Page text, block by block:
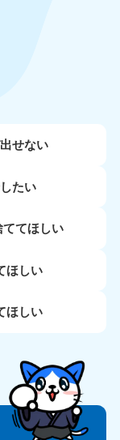
せない
たい
てほしい
ほしい
ほしい